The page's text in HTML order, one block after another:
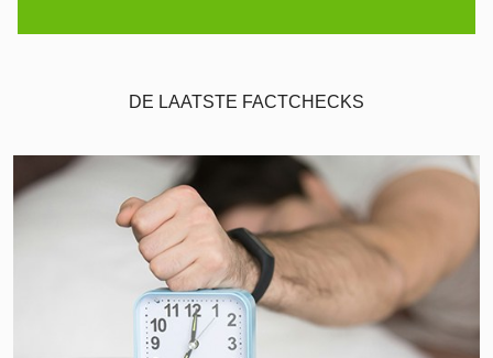
DE LAATSTE FACTCHECKS